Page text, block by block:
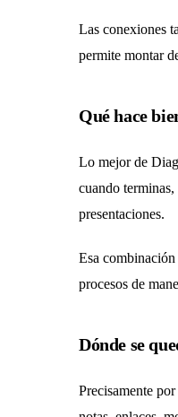
Las conexiones
permite montar
Qué hace
Lo mejor de
cuando
presentaciones.
Esa combinación
procesos de
Dónde se
Precisamente